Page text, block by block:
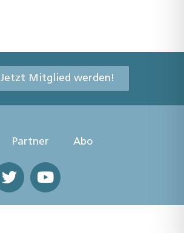
Jetzt Mitglied werden!
Partner Abo